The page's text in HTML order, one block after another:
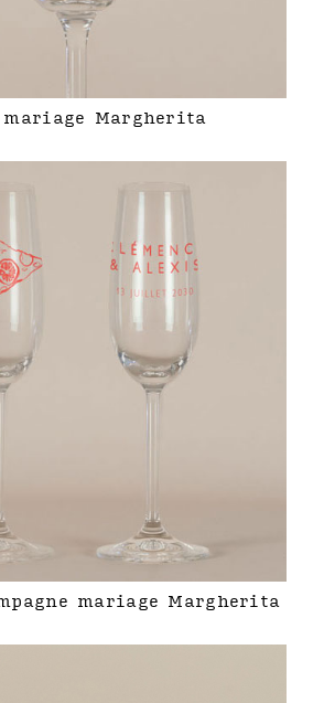
Margherita
mariage Margherita